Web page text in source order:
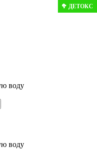
«Кристальная
воду
воду
🥦 ДЕТОКС
🥦 ДЕТОКС